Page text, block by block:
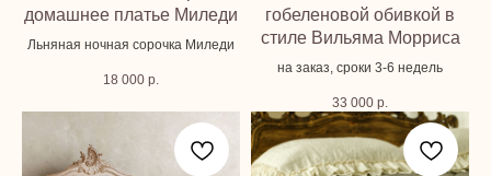
домашнее платье Миледи
Льняная ночная сорочка Миледи
18 000 р.
гобеленовой обивкой в
стиле Вильяма Морриса
на заказ, сроки 3-6 недель
33 000 р.